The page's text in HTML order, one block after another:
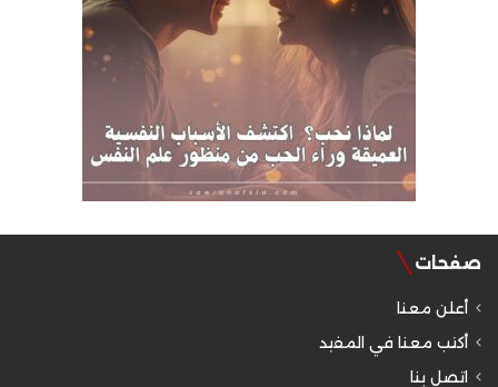
صفحات
أعلن معنا
أكتب معنا في المفيد
اتصل بنا